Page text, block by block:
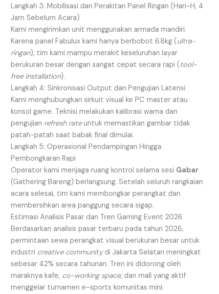
Langkah 3: Mobilisasi dan Perakitan Panel Ringan (Hari-H, 4
Jam Sebelum Acara)
Kami mengirimkan unit menggunakan armada mandiri.
Karena panel Fabulux kami hanya berbobot 6.8kg (ultra-
ringan), tim kami mampu merakit keseluruhan layar
berukuran besar dengan sangat cepat secara rapi ( tool-
free installation).
Langkah 4: Sinkronisasi Output dan Pengujian Latensi
Kami menghubungkan sirkuit visual ke PC master atau
konsol game. Teknisi melakukan kalibrasi warna dan
pengujian refresh rateuntuk memastikan gambar tidak
patah-patah saat babak final dimulai.
Langkah 5: Operasional Pendampingan Hingga
Pembongkaran Rapi
Operator kami menjaga ruang kontrol selama sesi Gabar
(Gathering Bareng) berlangsung. Setelah seluruh rangkaian
acara selesai, tim kami membongkar perangkat dan
membersihkan area panggung secara sigap.
Estimasi Analisis Pasar dan Tren Gaming Event 2026
Berdasarkan analisis pasar terbaru pada tahun 2026,
permintaan sewa perangkat visual berukuran besar untuk
industri creative communitydi Jakarta Selatan meningkat
sebesar 42% secara tahunan. Tren ini didorong oleh
maraknya kafe, co-working space, dan mall yang aktif
menggelar turnamen e-sports komunitas mini.